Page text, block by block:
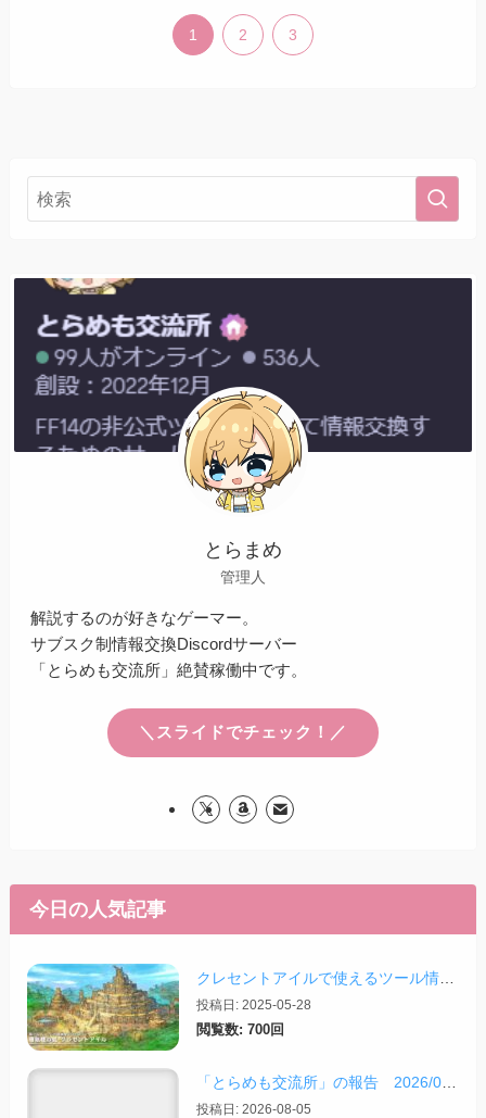
1 2 3
とらまめ
管理人
解説するのが好きなゲーマー。
サブスク制情報交換Discordサーバー
「とらめも交流所」絶賛稼働中です。
＼スライドでチェック！／
今日の人気記事
投稿日: 2025-05-28
閲覧数: 700回
投稿日: 2026-08-05